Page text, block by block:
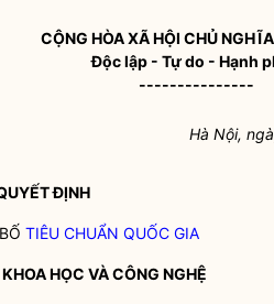
CỘNG HÒA XÃ HỘI CHỦ
Độc lập - Tự do - Hạnh
---------------
Hà Nội,
ĐỊNH
TIÊU CHUẨN QUỐC GIA
HỌC VÀ CÔNG NGHỆ